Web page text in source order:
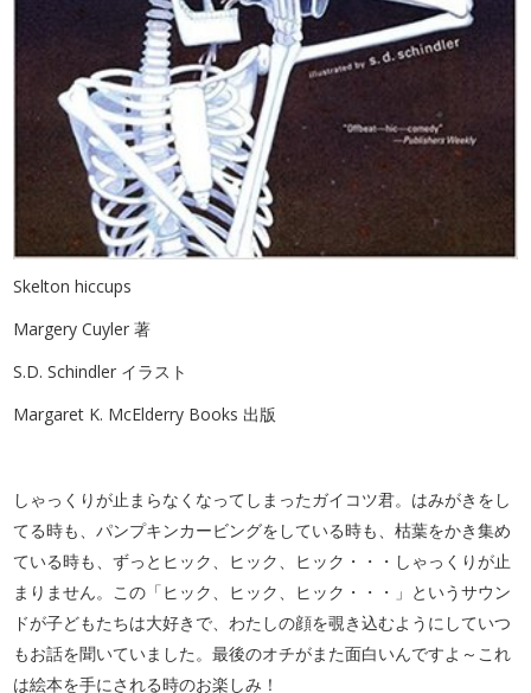
Skelton hiccups
Margery Cuyler 著
S.D. Schindler イラスト
Margaret K. McElderry Books 出版
しゃっくりが止まらなくなってしまったガイコツ君。はみがきをし
てる時も、パンプキンカービングをしている時も、枯葉をかき集め
ている時も、ずっとヒック、ヒック、ヒック・・・しゃっくりが止
まりません。この「ヒック、ヒック、ヒック・・・」というサウン
ドが子どもたちは大好きで、わたしの顔を覗き込むようにしていつ
もお話を聞いていました。最後のオチがまた面白いんですよ～これ
は絵本を手にされる時のお楽しみ！